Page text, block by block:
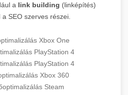
a link building (linképítés)
SEO szerves részei.
Xbox One
PlayStation 4
PlayStation 4
Xbox 360
Steam